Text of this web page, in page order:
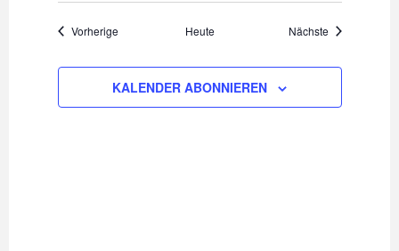
VorherigeVeranstaltungenHeute Nächste
KALENDER ABONNIEREN